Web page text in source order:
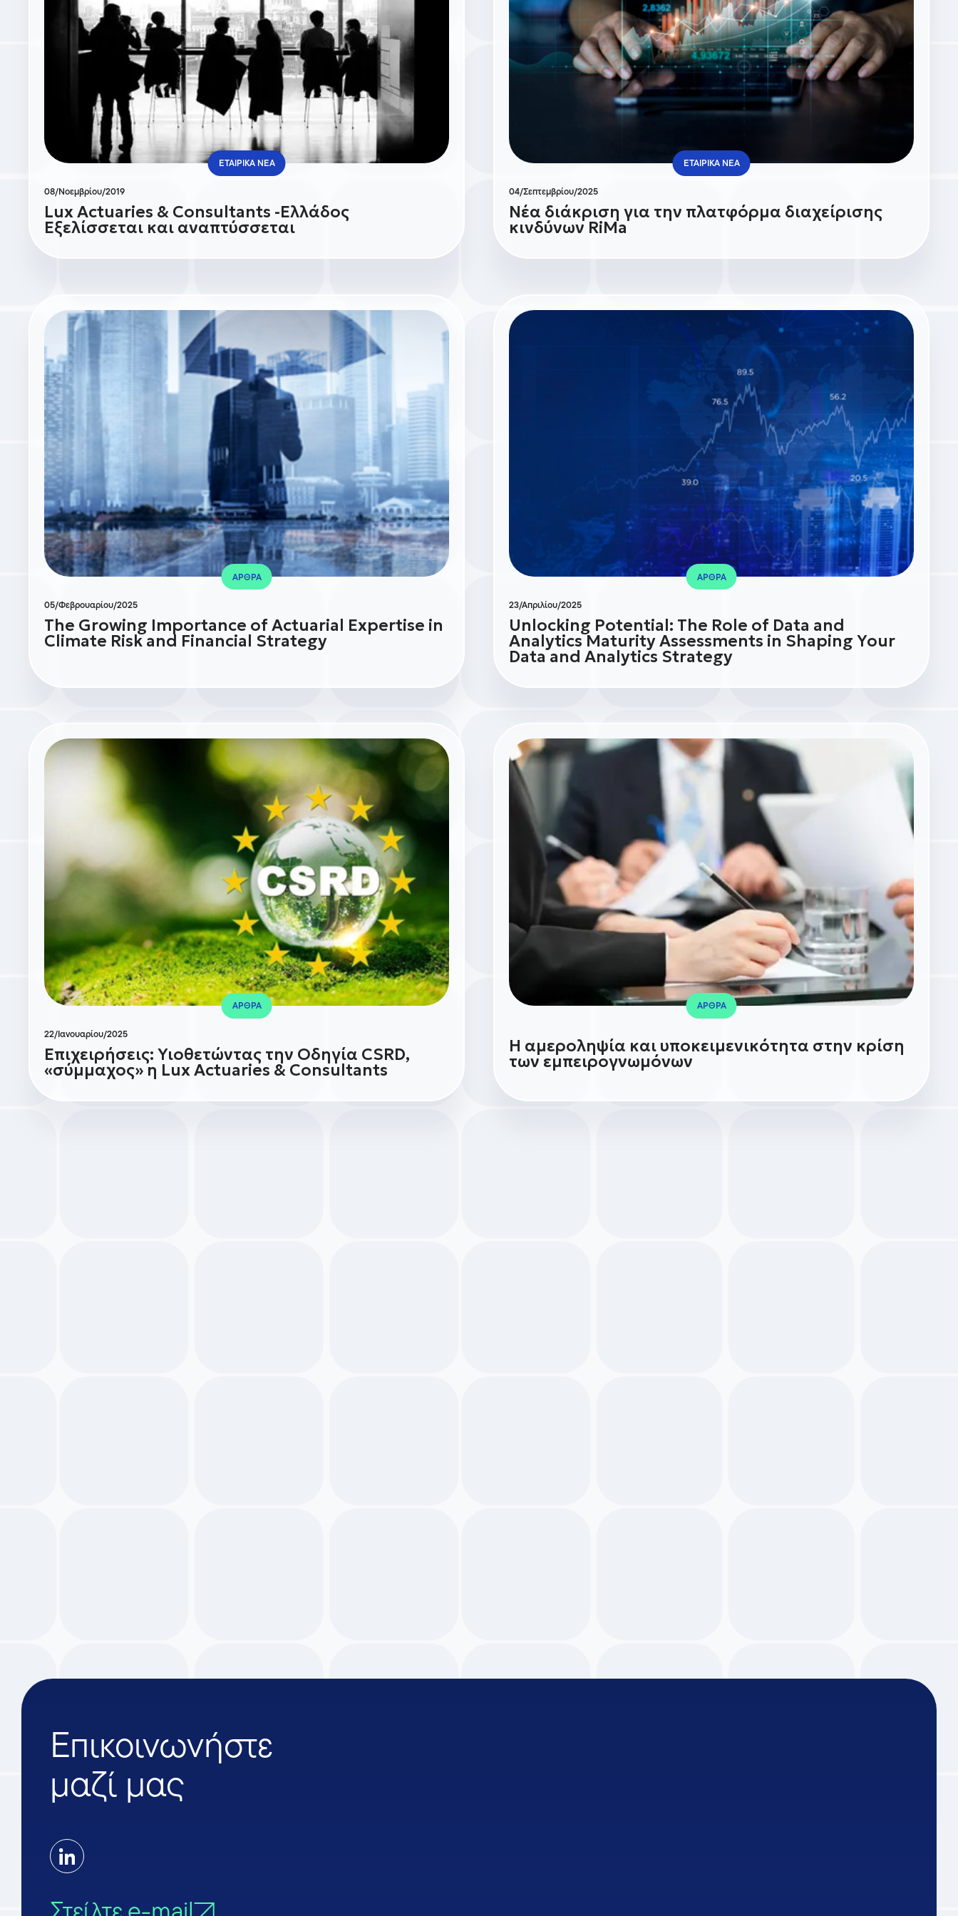
ΕΤΑΙΡΙΚΑ ΝΕΑ
08/Νοεμβρίου/2019
Lux Actuaries & Consultants -Ελλάδος
Εξελίσσεται και αναπτύσσεται
ΕΤΑΙΡΙΚΑ ΝΕΑ
04/Σεπτεμβρίου/2025
Νέα διάκριση για την πλατφόρμα διαχείρισης
κινδύνων RiMa
ΑΡΘΡΑ
05/Φεβρουαρίου/2025
The Growing Importance of Actuarial Expertise in
Climate Risk and Financial Strategy
ΑΡΘΡΑ
23/Απριλίου/2025
Unlocking Potential: The Role of Data and
Analytics Maturity Assessments in Shaping Your
Data and Analytics Strategy
ΑΡΘΡΑ
22/Ιανουαρίου/2025
Επιχειρήσεις: Υιοθετώντας την Οδηγία CSRD,
«σύμμαχος» η Lux Actuaries & Consultants
ΑΡΘΡΑ
Η αμεροληψία και υποκειμενικότητα στην κρίση
των εμπειρογνωμόνων
Επικοινωνήστε
μαζί μας